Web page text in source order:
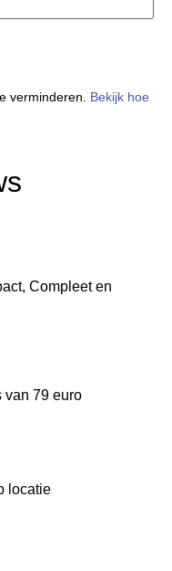
verminderen. Bekijk hoe
Compleet en
van 79 euro
locatie